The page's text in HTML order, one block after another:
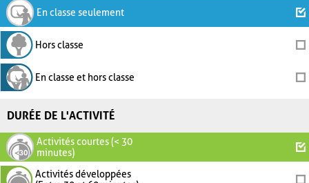
En classe seulement
Hors classe
En classe et hors classe
DURÉE DE L'ACTIVITÉ
Activités courtes (< 30
minutes)
Activités développées